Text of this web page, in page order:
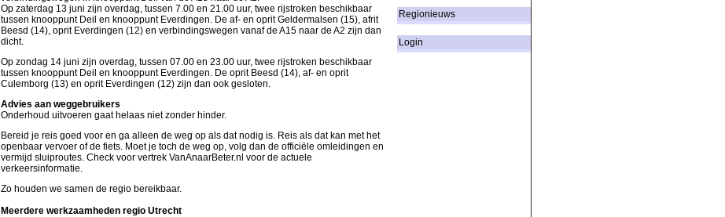
Op zaterdag 13 juni zijn overdag, tussen 7.00 en 21.00 uur, twee rijstroken beschikbaar
tussen knooppunt Deil en knooppunt Everdingen. De af- en oprit Geldermalsen (15), afrit
Beesd (14), oprit Everdingen (12) en verbindingswegen vanaf de A15 naar de A2 zijn dan
dicht.
Op zondag 14 juni zijn overdag, tussen 07.00 en 23.00 uur, twee rijstroken beschikbaar
tussen knooppunt Deil en knooppunt Everdingen. De oprit Beesd (14), af- en oprit
Culemborg (13) en oprit Everdingen (12) zijn dan ook gesloten.
Advies aan weggebruikers
Onderhoud uitvoeren gaat helaas niet zonder hinder.
Bereid je reis goed voor en ga alleen de weg op als dat nodig is. Reis als dat kan met het
openbaar vervoer of de fiets. Moet je toch de weg op, volg dan de officiële omleidingen en
vermijd sluiproutes. Check voor vertrek VanAnaarBeter.nl voor de actuele
verkeersinformatie.
Zo houden we samen de regio bereikbaar.
Meerdere werkzaamheden regio Utrecht
Regionieuws
Login